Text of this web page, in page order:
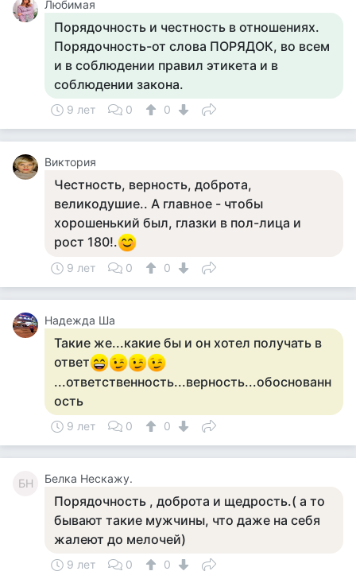
Любимая
Порядочность и честность в отношениях.
Порядочность-от слова ПОРЯДОК, во всем
и в соблюдении правил этикета и в
соблюдении закона.
9 лет 0 0
Виктория
Честность, верность, доброта,
великодушие.. А главное - чтобы
хорошенький был, глазки в пол-лица и
рост 180!.
9 лет 0 0
Надежда Ша
Такие же...какие бы и он хотел получать в
ответ
...ответственность...верность...обоснованн
ость
9 лет 0 0
БН Белка Нескажу.
Порядочность , доброта и щедрость.( а то
бывают такие мужчины, что даже на себя
жалеют до мелочей)
9 лет 0 0